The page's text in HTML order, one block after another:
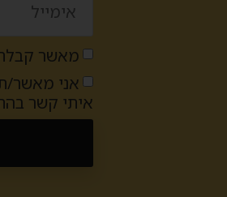
מאשר
אני מאשר/
איתי קשר